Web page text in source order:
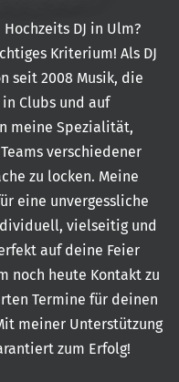
DJ in Ulm?
Kriterium! Als DJ
seit 2008 Musik, die
Clubs und auf
meine Spezialität,
verschiedener
zu locken. Meine
eine unvergessliche
vielseitig und
auf deine Feier
noch heute Kontakt zu
Termine für deinen
meiner Unterstützung
zum Erfolg!